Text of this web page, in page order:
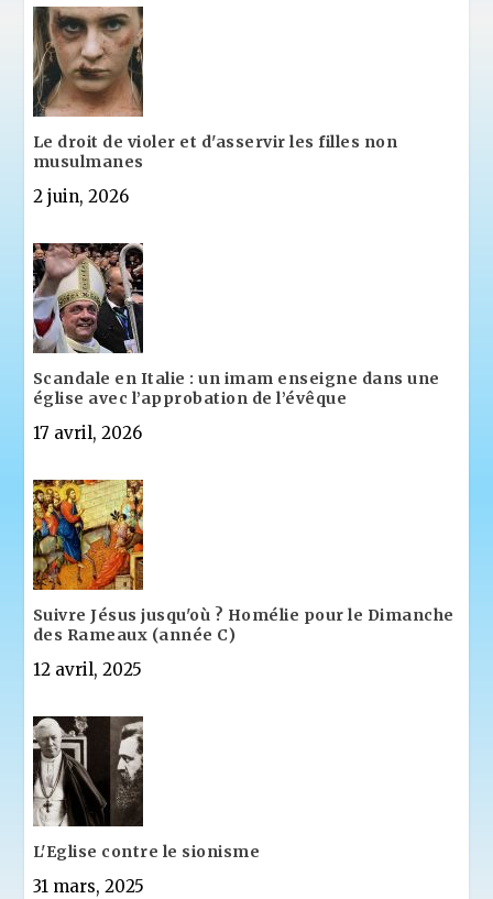
Le droit de violer et d'asservir les filles non
musulmanes
2 juin, 2026
Scandale en Italie : un imam enseigne dans une
église avec l’approbation de l’évêque
17 avril, 2026
Suivre Jésus jusqu'où ? Homélie pour le Dimanche
des Rameaux (année C)
12 avril, 2025
L'Eglise contre le sionisme
31 mars, 2025